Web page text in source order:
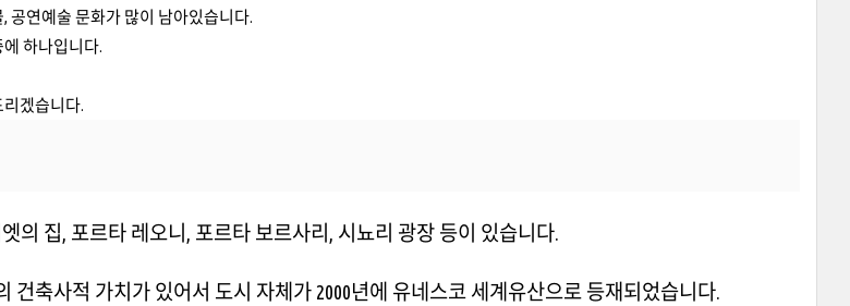
공연예술 문화가 많이 남아있습니다.
하나입니다.
겠습니다.
의 집, 포르타 레오니, 포르타 보르사리, 시뇨리 광장 등이 있습니다.
건축사적 가치가 있어서 도시 자체가 2000년에 유네스코 세계유산으로 등재되었습니다.